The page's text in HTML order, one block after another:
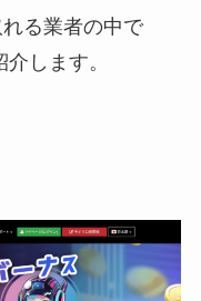
る業者の中で
します。